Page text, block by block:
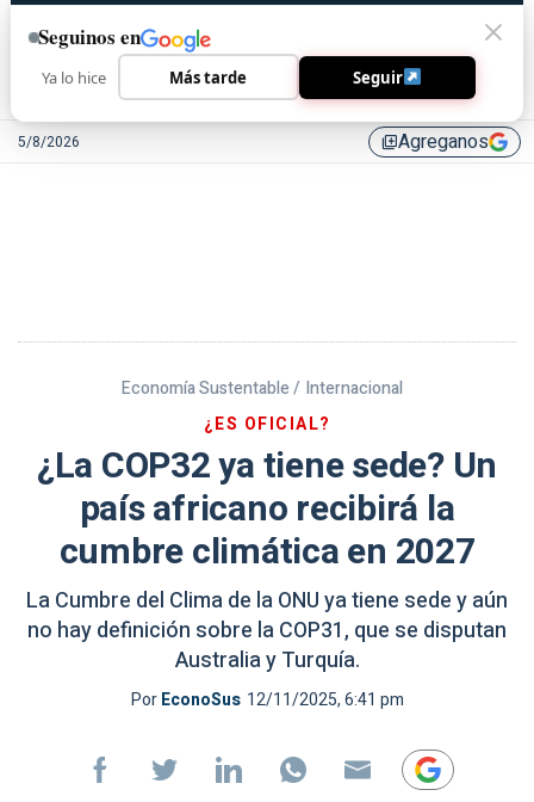
5/8/2026 library_addAgreganos
Economía Sustentable / Internacional
¿ES OFICIAL?
¿La COP32 ya tiene sede? Un
país africano recibirá la
cumbre climática en 2027
La Cumbre del Clima de la ONU ya tiene sede y aún
no hay definición sobre la COP31, que se disputan
Australia y Turquía.
PorEconoSus 12/11/2025, 6:41 pm
Seguinos en
Ya lo hice Más tarde Seguir